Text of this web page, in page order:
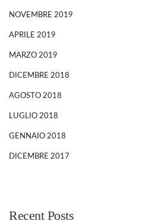
NOVEMBRE 2019
APRILE 2019
MARZO 2019
DICEMBRE 2018
AGOSTO 2018
LUGLIO 2018
GENNAIO 2018
DICEMBRE 2017
Recent Posts